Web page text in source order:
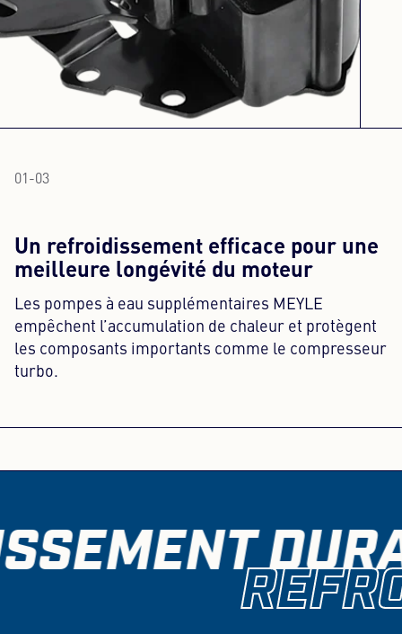
01 -03
Un refroidissement efficace pour une
meilleure longévité du moteur
Les pompes à eau supplémentaires MEYLE
empêchent l’accumulation de chaleur et protègent
les composants importants comme le compresseur
turbo.